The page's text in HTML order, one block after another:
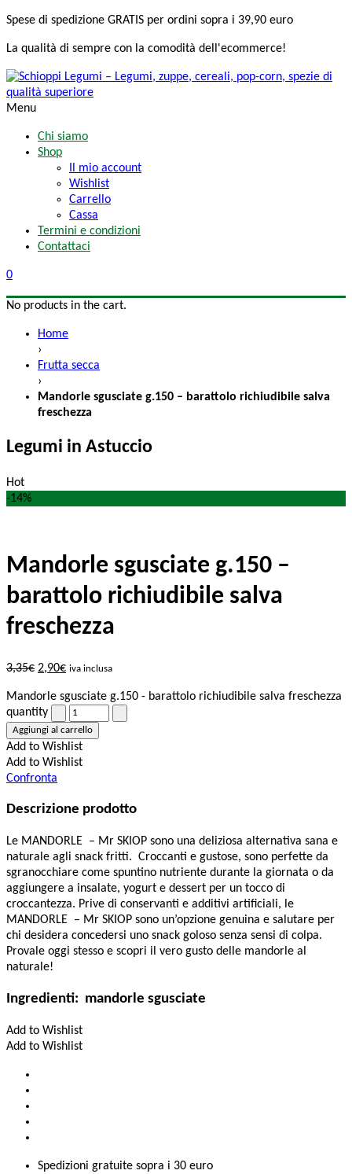
Spese di spedizione GRATIS per ordini sopra i 39,90 euro
La qualità di sempre con la comodità dell'ecommerce!
Menu
Chi siamo
Shop
Il mio account
Wishlist
Carrello
Cassa
Termini e condizioni
Contattaci
0
No products in the cart.
Home
›
Frutta secca
›
Mandorle sgusciate g.150 – barattolo richiudibile salva
freschezza
Legumi in Astuccio
Hot
-14%
Mandorle sgusciate g.150 –
barattolo richiudibile salva
freschezza
3,35€ 2,90€ iva inclusa
Mandorle sgusciate g.150 - barattolo richiudibile salva freschezza
quantity
Aggiungi al carrello
Add to Wishlist
Add to Wishlist
Confronta
Descrizione prodotto
Le MANDORLE – Mr SKIOP sono una deliziosa alternativa sana e
naturale agli snack fritti. Croccanti e gustose, sono perfette da
sgranocchiare come spuntino nutriente durante la giornata o da
aggiungere a insalate, yogurt e dessert per un tocco di
croccantezza. Prive di conservanti e additivi artificiali, le
MANDORLE – Mr SKIOP sono un’opzione genuina e salutare per
chi desidera concedersi uno snack goloso senza sensi di colpa.
Provale oggi stesso e scopri il vero gusto delle mandorle al
naturale!
Ingredienti: mandorle sgusciate
Add to Wishlist
Add to Wishlist
Spedizioni gratuite sopra i 30 euro